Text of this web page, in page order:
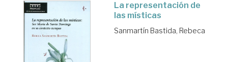
La representación de
las místicas
Sanmartín Bastida, Rebeca